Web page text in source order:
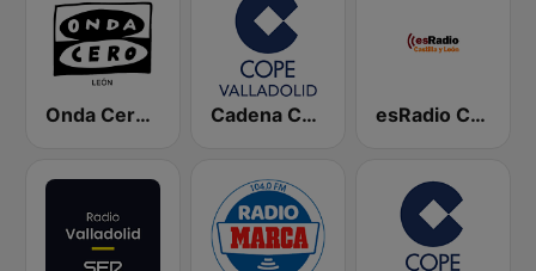
Onda Cero León Cadena COPE Valladolid esRadio Castilla y Leon